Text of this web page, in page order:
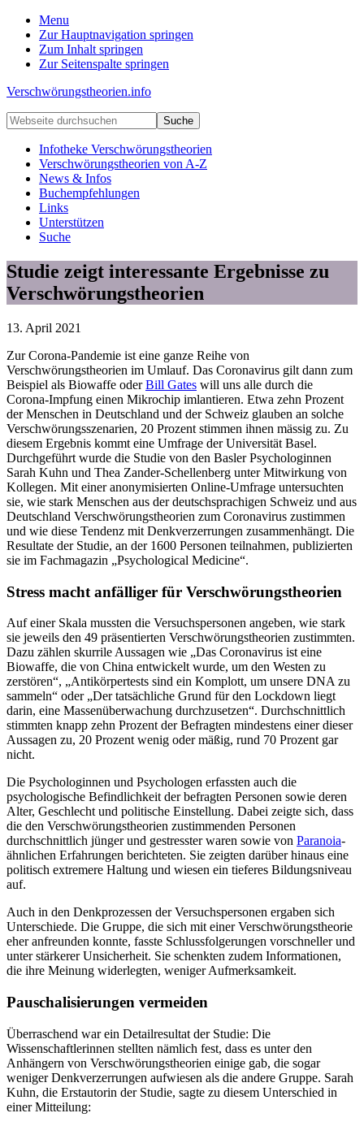
Menu
Zur Hauptnavigation springen
Zum Inhalt springen
Zur Seitenspalte springen
Verschwörungstheorien.info
Beiträge
zu
Merkmalen,
Funktionen
Risiken
konspirationistischen
Denkens
Webseite
durchsuchen
Infotheke Verschwörungstheorien
Verschwörungstheorien von A-Z
News & Infos
Buchempfehlungen
Links
Unterstützen
Suche
Studie zeigt interessante Ergebnisse zu
Verschwörungstheorien
13. April 2021
Zur Corona-Pandemie ist eine ganze Reihe von
Verschwörungstheorien im Umlauf. Das Coronavirus gilt dann zum
Beispiel als Biowaffe oderBill Gates will uns alle durch die
Corona-Impfung einen Mikrochip imlantieren. Etwa zehn Prozent
der Menschen in Deutschland und der Schweiz glauben an solche
Verschwörungsszenarien, 20 Prozent stimmen ihnen mässig zu. Zu
diesem Ergebnis kommt eine Umfrage der Universität Basel.
Durchgeführt wurde die Studie von den Basler Psychologinnen
Sarah Kuhn und Thea Zander-Schellenberg unter Mitwirkung von
Kollegen. Mit einer anonymisierten Online-Umfrage untersuchten
sie, wie stark Menschen aus der deutschsprachigen Schweiz und aus
Deutschland Verschwörungstheorien zum Coronavirus zustimmen
und wie diese Tendenz mit Denkverzerrungen zusammenhängt. Die
Resultate der Studie, an der 1600 Personen teilnahmen, publizierten
sie im Fachmagazin „Psychological Medicine“.
Stress macht anfälliger für Verschwörungstheorien
Auf einer Skala mussten die Versuchspersonen angeben, wie stark
sie jeweils den 49 präsentierten Verschwörungstheorien zustimmten.
Dazu zählen skurrile Aussagen wie „Das Coronavirus ist eine
Biowaffe, die von China entwickelt wurde, um den Westen zu
zerstören“, „Antikörpertests sind ein Komplott, um unsere DNA zu
sammeln“ oder „Der tatsächliche Grund für den Lockdown liegt
darin, eine Massenüberwachung durchzusetzen“. Durchschnittlich
stimmten knapp zehn Prozent der Befragten mindestens einer dieser
Aussagen zu, 20 Prozent wenig oder mäßig, rund 70 Prozent gar
nicht.
Die Psychologinnen und Psychologen erfassten auch die
psychologische Befindlichkeit der befragten Personen sowie deren
Alter, Geschlecht und politische Einstellung. Dabei zeigte sich, dass
die den Verschwörungstheorien zustimmenden Personen
durchschnittlich jünger und gestresster waren sowie von Paranoia-
ähnlichen Erfahrungen berichteten. Sie zeigten darüber hinaus eine
politisch extremere Haltung und wiesen ein tieferes Bildungsniveau
auf.
Auch in den Denkprozessen der Versuchspersonen ergaben sich
Unterschiede. Die Gruppe, die sich mit einer Verschwörungstheorie
eher anfreunden konnte, fasste Schlussfolgerungen vorschneller und
unter stärkerer Unsicherheit. Sie schenkten zudem Informationen,
die ihre Meinung widerlegten, weniger Aufmerksamkeit.
Pauschalisierungen vermeiden
Überraschend war ein Detailresultat der Studie: Die
Wissenschaftlerinnen stellten nämlich fest, dass es unter den
Anhängern von Verschwörungstheorien einige gab, die sogar
weniger Denkverzerrungen aufwiesen als die andere Gruppe. Sarah
Kuhn, die Erstautorin der Studie, sagte zu diesem Unterschied in
einer Mitteilung: